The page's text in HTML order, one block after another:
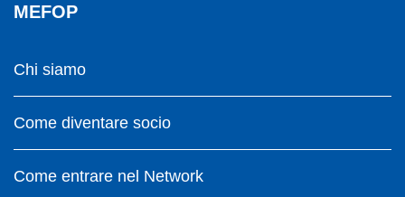
MEFOP
Chi siamo
Come diventare socio
Come entrare nel Network